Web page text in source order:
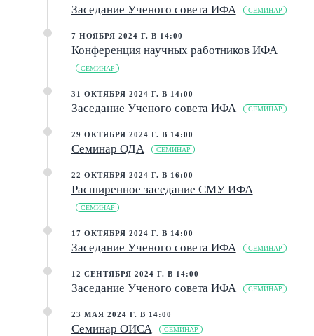
Заседание Ученого совета ИФА СЕМИНАР
7 НОЯБРЯ 2024 Г. В 14:00
Конференция научных работников ИФА
СЕМИНАР
31 ОКТЯБРЯ 2024 Г. В 14:00
Заседание Ученого совета ИФА СЕМИНАР
29 ОКТЯБРЯ 2024 Г. В 14:00
Семинар ОДА СЕМИНАР
22 ОКТЯБРЯ 2024 Г. В 16:00
Расширенное заседание СМУ ИФА
СЕМИНАР
17 ОКТЯБРЯ 2024 Г. В 14:00
Заседание Ученого совета ИФА СЕМИНАР
12 СЕНТЯБРЯ 2024 Г. В 14:00
Заседание Ученого совета ИФА СЕМИНАР
23 МАЯ 2024 Г. В 14:00
Семинар ОИСА СЕМИНАР